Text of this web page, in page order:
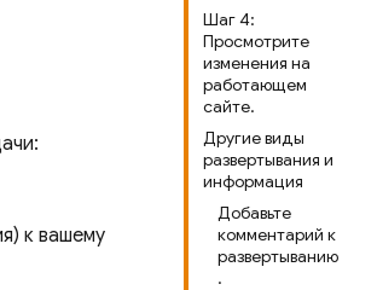
Шаг 4:
Просмотрите
изменения на
работающем
сайте.
Другие виды
развертывания и
информация
Добавьте
комментарий к
развертыванию
.
к вашему